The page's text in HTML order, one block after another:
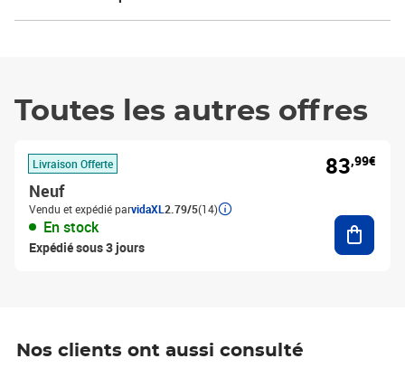
Toutes les autres offres
Livraison Offerte
Neuf
Vendu et expédié parvidaXL 2.79/5(14)
En stock
Expédié sous 3 jours
83,99€
Nos clients ont aussi consulté